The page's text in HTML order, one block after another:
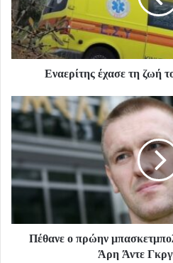
Εναερίτης έχασε τη ζωή
Πέθανε ο πρώην
Άρη Άντε